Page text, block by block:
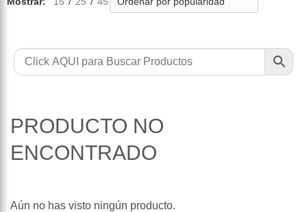
PRODUCTO NO
ENCONTRADO
Aún no has visto ningún producto.